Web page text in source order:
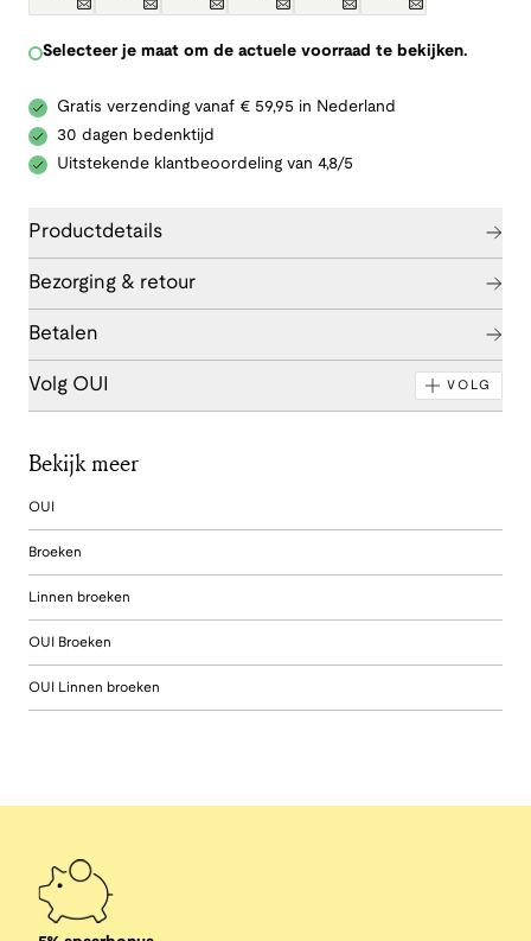
Selecteer je maat om de actuele voorraad te bekijken.
Gratis verzending vanaf € 59,95 in Nederland
30 dagen bedenktijd
Uitstekende klantbeoordeling van 4,8/5
Productdetails
Bezorging & retour
Betalen
Volg OUI VOLG
Bekijk meer
OUI
Broeken
Linnen broeken
OUI Broeken
OUI Linnen broeken